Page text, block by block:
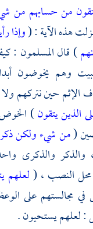
من حسابهم من
هذه الآية : (وإذا
) قال المسلمون :
وهم يخوضون
الإثم حين نتركهم ولا
الذين يتقون)
(من شيء ولكن
والذكر والذكرى
النصب ، (لعلهم
مجالستهم على
لعلهم يستحيون .